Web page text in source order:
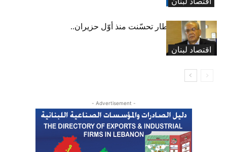
اقتصاد لبنان
عبود: حركة المطار تحسّنت منذ أوّل حزيران..
ولكن
- Advertisement -